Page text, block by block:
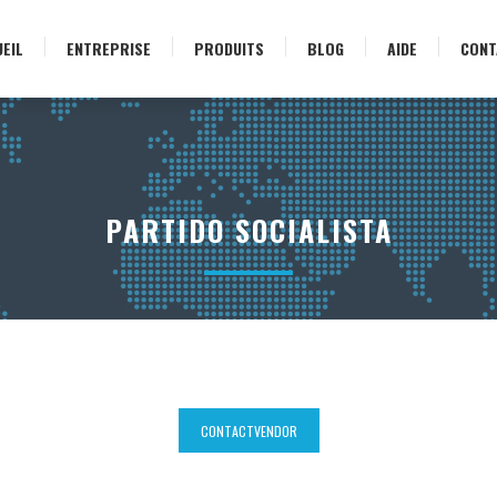
ENTREPRISE PRODUITS BLOG AIDE
PARTIDO SOCIALISTA